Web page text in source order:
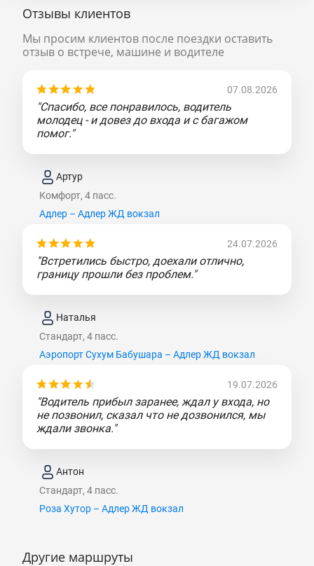
Отзывы клиентов
Мы просим клиентов после поездки оставить
отзыв о встрече, машине и водителе
07.08.2026
"Спасибо, все понравилось, водитель
молодец - и довез до входа и с багажом
помог."
Артур
Комфорт, 4 пасс.
Адлер – Адлер ЖД вокзал
24.07.2026
"Встретились быстро, доехали отлично,
границу прошли без проблем."
Наталья
Стандарт, 4 пасс.
Аэропорт Сухум Бабушара – Адлер ЖД вокзал
19.07.2026
"Водитель прибыл заранее, ждал у входа, но
не позвонил, сказал что не дозвонился, мы
ждали звонка."
Антон
Стандарт, 4 пасс.
Роза Хутор – Адлер ЖД вокзал
Другие маршруты